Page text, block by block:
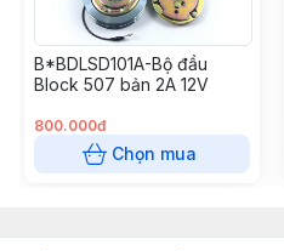
B*BDLSD101A-Bộ đầu
Block 507 bản 2A 12V
800.000đ
Chọn mua